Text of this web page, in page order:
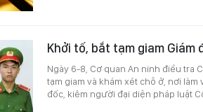
Khởi tố, bắt tạm giam Giám
Ngày 6-8, Cơ quan An ninh điều tra
tạm giam và khám xét chỗ ở, nơi làm
đốc, kiêm người đại diện pháp luật